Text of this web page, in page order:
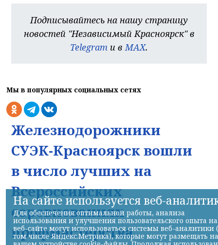
Подписывайтесь на нашу страницу
новостей "Независимый Красноярск" в
Telegram и вMAX.
Мы в популярных социальных сетях
Железнодорожники
СУЭК-Красноярск вошли
в число лучших на
Всероссийских
соревнованиях
профмастерства
На сайте используется веб-
Для обеспечения оптимальной работы, анализа
использования и улучшения пользовательского опыта на
веб-сайте могут использоваться системы веб-аналитики
том числе Яндекс.Метрика), которые могут размещать на